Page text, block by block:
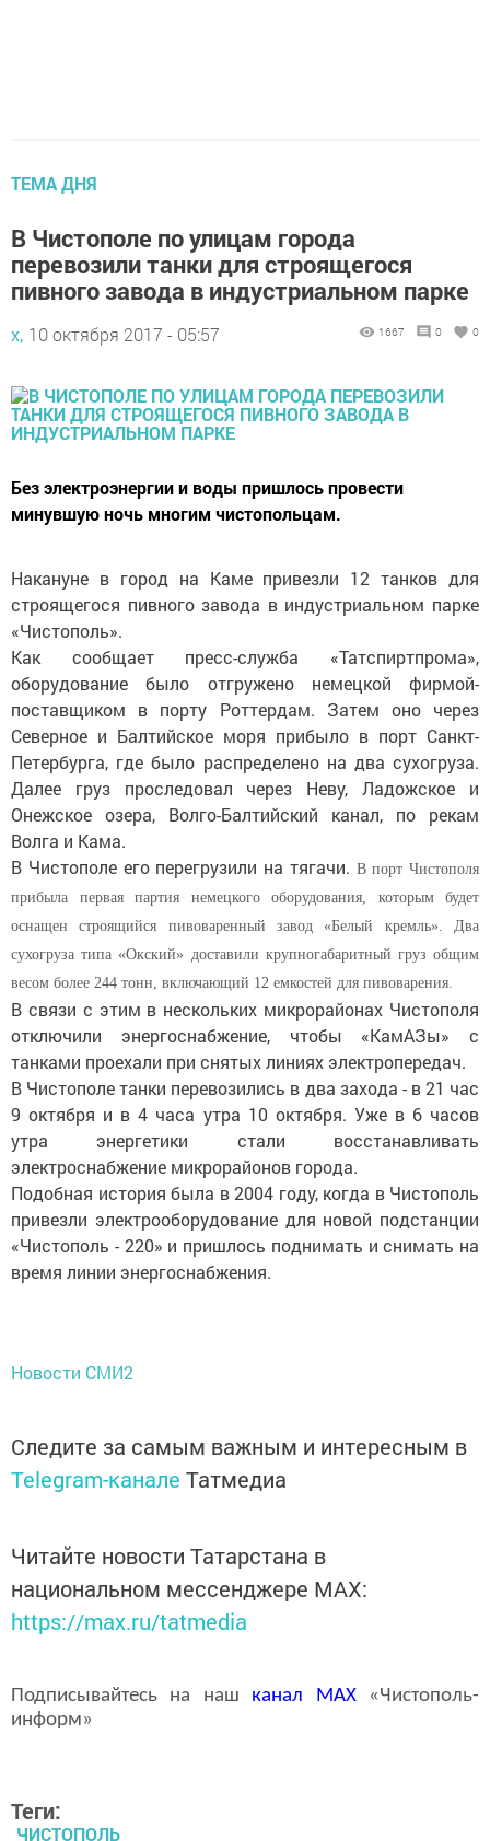
ТЕМА ДНЯ
В Чистополе по улицам города
перевозили танки для строящегося
пивного завода в индустриальном парке
х, 10 октября 2017 - 05:57 1667 0 0
Без электроэнергии и воды пришлось провести
минувшую ночь многим чистопольцам.
Накануне в город на Каме привезли 12 танков для
строящегося пивного завода в индустриальном парке
«Чистополь».
Как сообщает пресс-служба «Татспиртпрома»,
оборудование было отгружено немецкой фирмой-
поставщиком в порту Роттердам. Затем оно через
Северное и Балтийское моря прибыло в порт Санкт-
Петербурга, где было распределено на два сухогруза.
Далее груз проследовал через Неву, Ладожское и
Онежское озера, Волго-Балтийский канал, по рекам
Волга и Кама.
В Чистополе его перегрузили на тягачи. В порт Чистополя
прибыла первая партия немецкого оборудования, которым будет
оснащен строящийся пивоваренный завод «Белый кремль». Два
сухогруза типа «Окский» доставили крупногабаритный груз общим
весом более 244 тонн, включающий 12 емкостей для пивоварения.
В связи с этим в нескольких микрорайонах Чистополя
отключили энергоснабжение, чтобы «КамАЗы» с
танками проехали при снятых линиях электропередач.
В Чистополе танки перевозились в два захода - в 21 час
9 октября и в 4 часа утра 10 октября. Уже в 6 часов
утра энергетики стали восстанавливать
электроснабжение микрорайонов города.
Подобная история была в 2004 году, когда в Чистополь
привезли электрооборудование для новой подстанции
«Чистополь - 220» и пришлось поднимать и снимать на
время линии энергоснабжения.
Новости СМИ2
Следите за самым важным и интересным в
Telegram-канале Татмедиа
Читайте новости Татарстана в
национальном мессенджере MАХ:
https://max.ru/tatmedia
Подписывайтесь на наш канал MAX«Чистополь-
информ»
Теги:
ЧИСТОПОЛЬ